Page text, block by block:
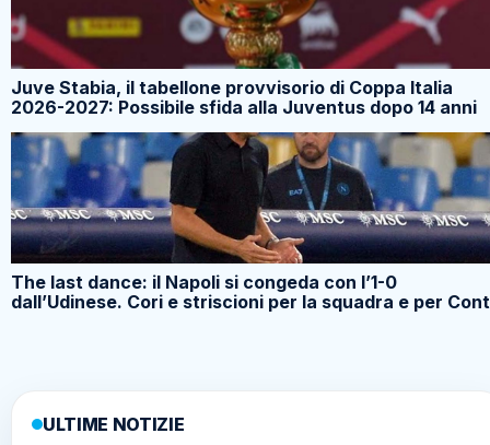
Juve Stabia, il tabellone provvisorio di Coppa Italia
2026-2027: Possibile sfida alla Juventus dopo 14 anni
The last dance: il Napoli si congeda con l’1-0
dall’Udinese. Cori e striscioni per la squadra e per
ULTIME NOTIZIE